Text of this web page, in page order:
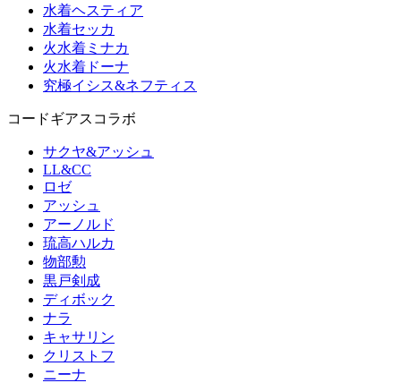
水着ヘスティア
水着セッカ
火水着ミナカ
火水着ドーナ
究極イシス&ネフティス
コードギアスコラボ
サクヤ&アッシュ
LL&CC
ロゼ
アッシュ
アーノルド
琉高ハルカ
物部勲
黒戸剣成
ディボック
ナラ
キャサリン
クリストフ
ニーナ